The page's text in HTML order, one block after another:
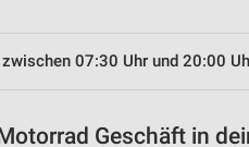
07:30 Uhr und 20:00
Geschäft in